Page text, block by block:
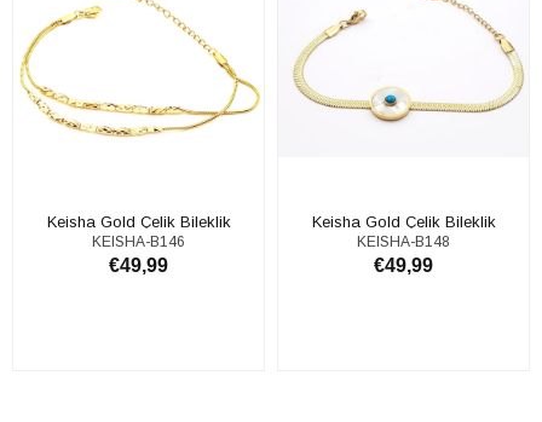
Keisha Gold Çelik Bileklik
KEISHA-B146
€49,99
Keisha Gold Çelik Bileklik
KEISHA-B148
€49,99